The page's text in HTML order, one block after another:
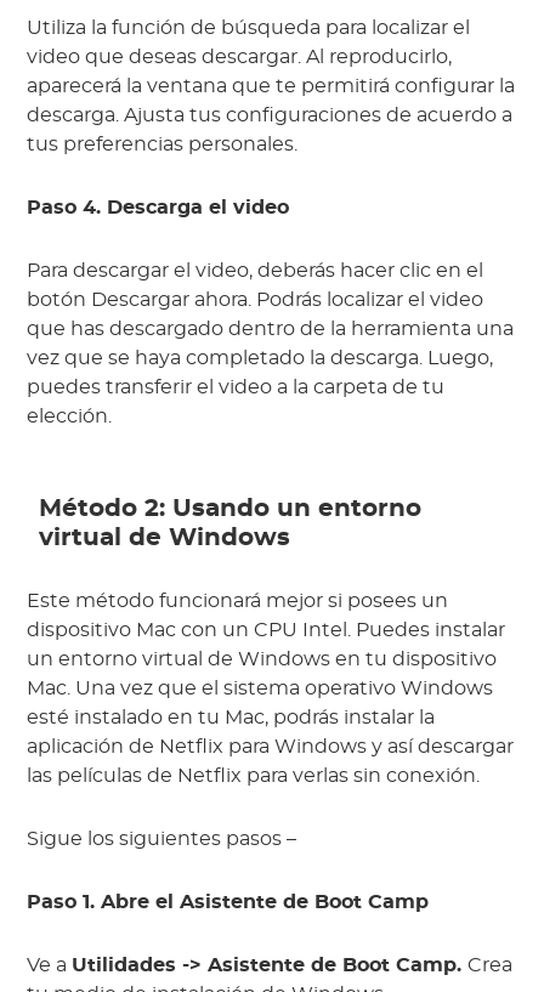
Utiliza la función de búsqueda para localizar el
video que deseas descargar. Al reproducirlo,
aparecerá la ventana que te permitirá configurar la
descarga. Ajusta tus configuraciones de acuerdo a
tus preferencias personales.
Paso 4. Descarga el video
Para descargar el video, deberás hacer clic en el
botón Descargar ahora. Podrás localizar el video
que has descargado dentro de la herramienta una
vez que se haya completado la descarga. Luego,
puedes transferir el video a la carpeta de tu
elección.
Método 2: Usando un entorno
virtual de Windows
Este método funcionará mejor si posees un
dispositivo Mac con un CPU Intel. Puedes instalar
un entorno virtual de Windows en tu dispositivo
Mac. Una vez que el sistema operativo Windows
esté instalado en tu Mac, podrás instalar la
aplicación de Netflix para Windows y así descargar
las películas de Netflix para verlas sin conexión.
Sigue los siguientes pasos –
Paso 1. Abre el Asistente de Boot Camp
Ve a Utilidades -> Asistente de Boot Camp.Crea